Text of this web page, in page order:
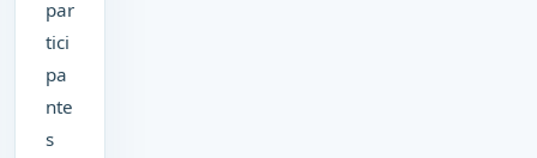
par
tici
pa
nte
s